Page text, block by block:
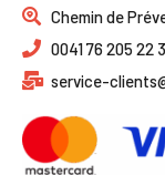
Chemin de
0041 76 205 22
service-